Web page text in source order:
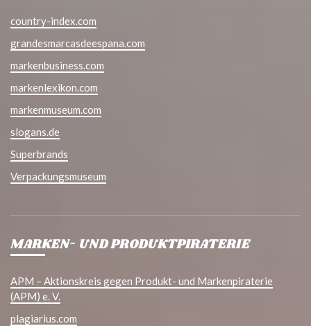
country-index.com
grandesmarcasdeespana.com
markenbusiness.com
markenlexikon.com
markenmuseum.com
slogans.de
Superbrands
Verpackungsmuseum
MARKEN- UND PRODUKTPIRATERIE
APM – Aktionskreis gegen Produkt- und Markenpiraterie
(APM) e. V.
plagiarius.com